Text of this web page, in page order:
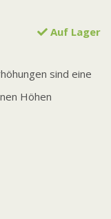
Auf Lager
sind eine
Höhen